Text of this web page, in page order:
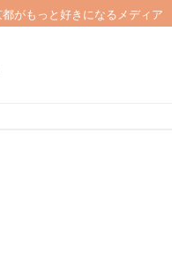
都がもっと好きになるメディア